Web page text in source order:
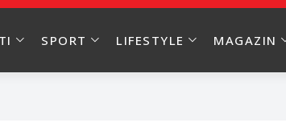
SPORT LIFESTYLE MAGAZIN